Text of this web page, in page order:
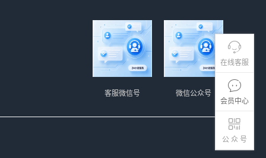
在线客服
会员中心
公 众 号
微信公众号
客服微信号